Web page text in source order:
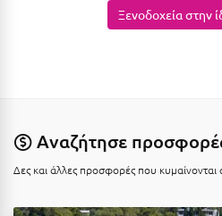
Κάσος
Κασσάνδρα
Καστοριά
Ξενοδοχεία στην
Αναζήτησε
Δες και άλλες προσφορές που κυμαίνονται